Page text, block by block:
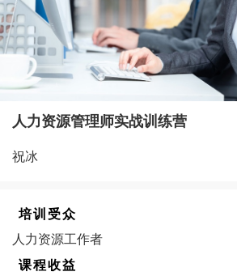
人力资源管理师实战训练营
祝冰
培训受众
人力资源工作者
课程收益